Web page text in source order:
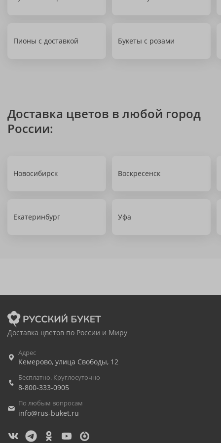
Пионы с доставкой Букеты с розами
Доставка цветов в любой город
России:
Новосибирск Воскресенск
Екатеринбург Уфа
Доставка цветов по России и Миру
Адрес
Кемерово, улица Свободы, 12
Бесплатно. Круглосуточно
8-800-333-0905
По любым вопросам
info@rus-buket.ru